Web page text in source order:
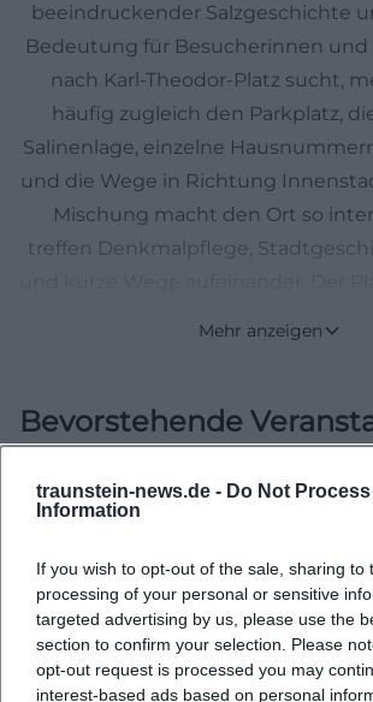
traunstein-news.de - Do Not
Information
If you wish to opt-out of the sale, sharing to
processing of your personal or sensitive
targeted advertising by us, please use the
section to confirm your selection. Please
opt-out request is processed you may
interest-based ads based on personal
beeindruckender Salzgeschichte
Bedeutung für Besucherinnen und
nach Karl-Theodor-Platz sucht,
häufig zugleich den Parkplatz,
Salinenlage, einzelne
und die Wege in Richtung
Mischung macht den Ort so
treffen Denkmalpflege,
macht. Besonders wertvoll ist
historische Struktur nicht nur in
beschrieben wird, sondern im
erlebbar bleibt. Die Salinenkapelle,
zur Salzproduktion und die Nähe
Salinenpark geben dem Ort eine
Gleichzeitig ist Karl-Theodor-
Menschen vor allem ein zentral
Mehr anzeigen
Bevorstehende
Keine Veranstaltungen